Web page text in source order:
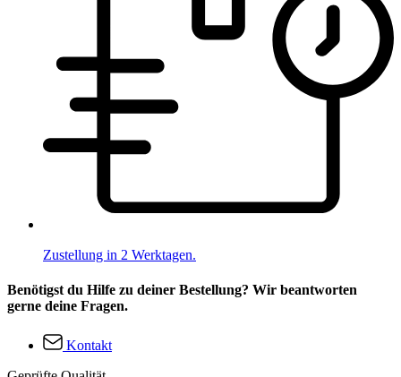
Zustellung in 2 Werktagen.
Benötigst du Hilfe zu deiner Bestellung? Wir beantworten
gerne deine Fragen.
Kontakt